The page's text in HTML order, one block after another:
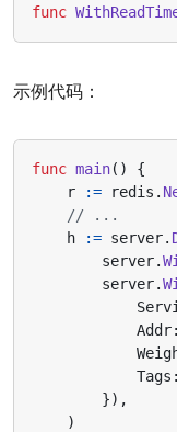
func
示例代码：
func main()
{
r
:= redis .
// ...
h
:= server.
server.
server.
Addr:
Tags :
}),
)